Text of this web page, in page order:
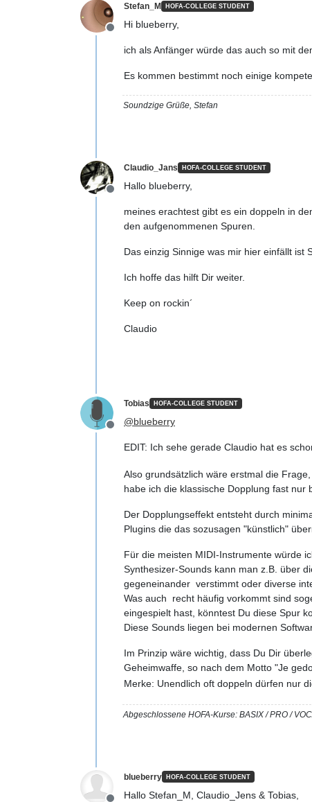
Offline
Stefan_M HOFA-COLLEGE STUDENT
Hi blueberry,
ich als Anfänger würde das auch so mit
Es kommen bestimmt noch einige
Soundzige Grüße, Stefan
Offline
Claudio_Jans HOFA-COLLEGE STUDENT
Hallo blueberry,
meines erachtest gibt es ein doppeln in
den aufgenommenen Spuren.
Das einzig Sinnige was mir hier einfällt ist
Ich hoffe das hilft Dir weiter.
Keep on rockin´
Claudio
Offline
Tobias HOFA-COLLEGE STUDENT
@blueberry
EDIT: Ich sehe gerade Claudio hat es
Also grundsätzlich wäre erstmal die
habe ich die klassische Dopplung fast nur
Der Dopplungseffekt entsteht durch
Plugins die das sozusagen "künstlich"
Für die meisten MIDI-Instrumente würde
Synthesizer-Sounds kann man z.B. über
gegeneinander verstimmt oder diverse
Was auch recht häufig vorkommt sind
eingespielt hast, könntest Du diese Spur
Diese Sounds liegen bei modernen
Im Prinzip wäre wichtig, dass Du Dir
Geheimwaffe, so nach dem Motto "Je
Merke: Unendlich oft doppeln dürfen nur
Abgeschlossene HOFA-Kurse: BASIX / PRO /
blueberry HOFA-COLLEGE STUDENT
Hallo Stefan_M, Claudio_Jens & Tobias,